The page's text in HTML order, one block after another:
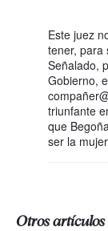
Este juez
tener, para
Señalado,
Gobierno,
triunfante
que
ser la
Otros artículos